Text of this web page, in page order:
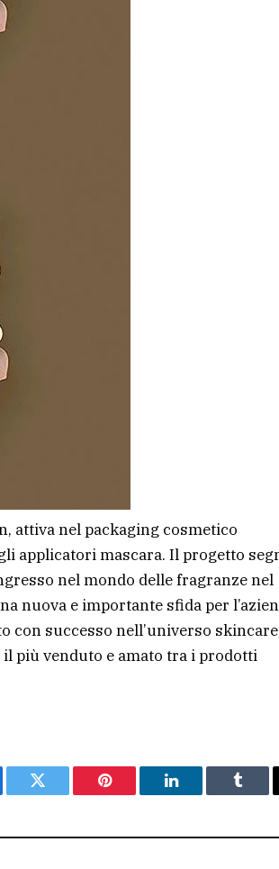
attiva nel packaging cosmetico
applicatori mascara. Il progetto
nel mondo delle fragranze nel
nuova e importante sfida per
con successo nell’universo
più venduto e amato tra i prodotti
Twitter Pinterest LinkedIn